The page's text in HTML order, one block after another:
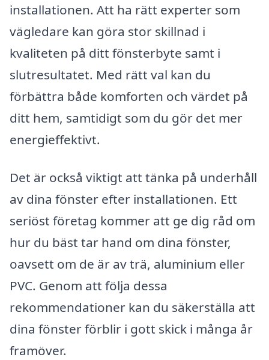
installationen. Att ha rätt experter som
vägledare kan göra stor skillnad i
kvaliteten på ditt fönsterbyte samt i
slutresultatet. Med rätt val kan du
förbättra både komforten och värdet på
ditt hem, samtidigt som du gör det mer
energieffektivt.
Det är också viktigt att tänka på underhåll
av dina fönster efter installationen. Ett
seriöst företag kommer att ge dig råd om
hur du bäst tar hand om dina fönster,
oavsett om de är av trä, aluminium eller
PVC. Genom att följa dessa
rekommendationer kan du säkerställa att
dina fönster förblir i gott skick i många år
framöver.